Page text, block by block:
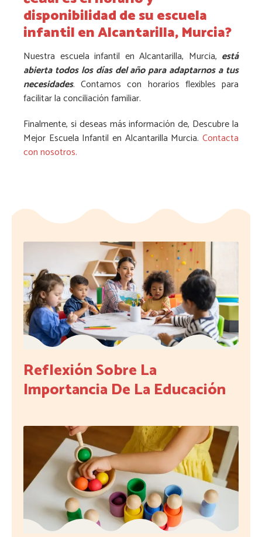
disponibilidad de su escuela
infantil en Alcantarilla, Murcia?
Nuestra escuela infantil en Alcantarilla, Murcia, está
abierta todos los días del año para adaptarnos a tus
necesidades. Contamos con horarios flexibles para
facilitar la conciliación familiar.
Finalmente, si deseas más información de, Descubre la
Mejor Escuela Infantil en Alcantarilla Murcia. Contacta
con nosotros.
Reflexión Sobre La
Importancia De La Educación